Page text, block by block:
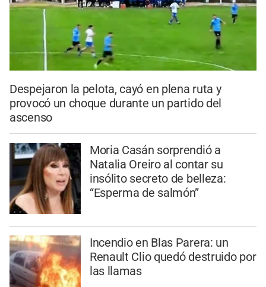
Despejaron la pelota, cayó en plena ruta y
provocó un choque durante un partido del
ascenso
Moria Casán sorprendió a
Natalia Oreiro al contar su
insólito secreto de belleza:
“Esperma de salmón”
Incendio en Blas Parera: un
Renault Clio quedó destruido por
las llamas